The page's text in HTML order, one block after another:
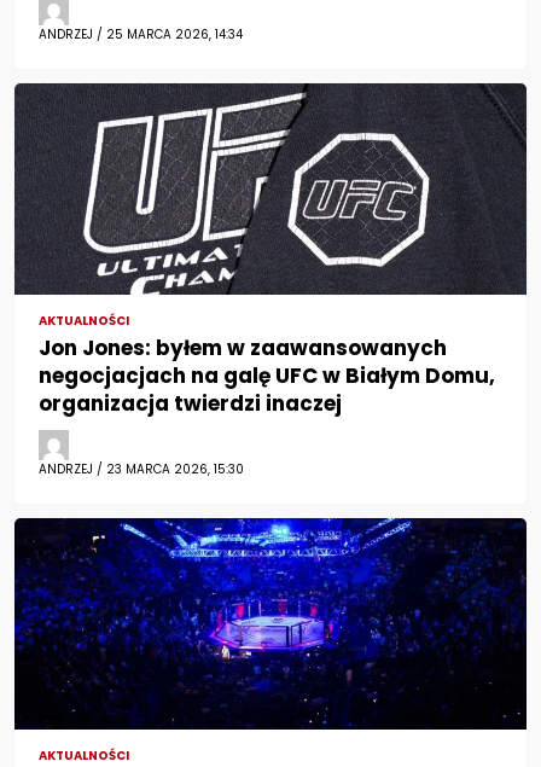
ANDRZEJ / 25 MARCA 2026, 14:34
AKTUALNOŚCI
Jon Jones: byłem w zaawansowanych
negocjacjach na galę UFC w Białym Domu,
organizacja twierdzi inaczej
ANDRZEJ / 23 MARCA 2026, 15:30
AKTUALNOŚCI